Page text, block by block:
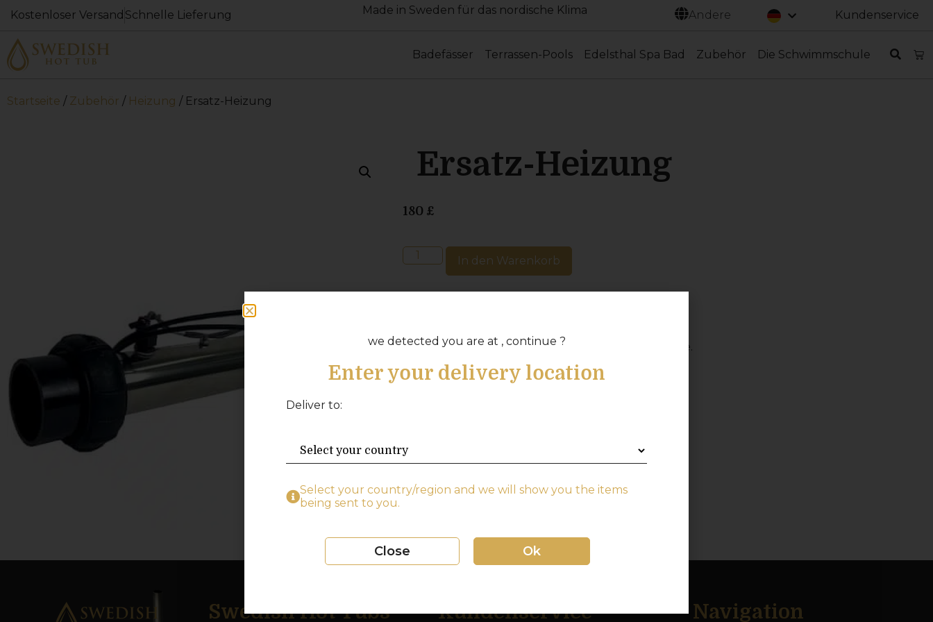
Kostenloser Versand Schnelle Lieferung Made in Sweden für das nordische Klima Andere Kundenservice
Badefässer Terrassen-Pools Edelsthal Spa Bad Zubehör Die Schwimmschule
Startseite / Zubehör / Heizung / Ersatz-Heizung
Ersatz-Heizung
180 £
In den Warenkorb
Ersatzheizung für Balboa 3kW mit Titan-Heizspirale.
3kW
Swedish Hot Tubs Kundenservice Navigation
we detected you are at , continue ?
Enter your delivery location
Deliver to:
Select your country/region and we will show you the items
being sent to you.
Close Ok